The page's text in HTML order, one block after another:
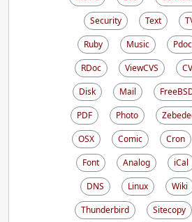
Security
Text
Ruby
Music Pdoc
RDoc
ViewCVS
Disk
Mail
PDF
Photo
OSX
Comic Cron
Font
Analog iCal
DNS
Linux Wiki
Thunderbird
Sitecopy